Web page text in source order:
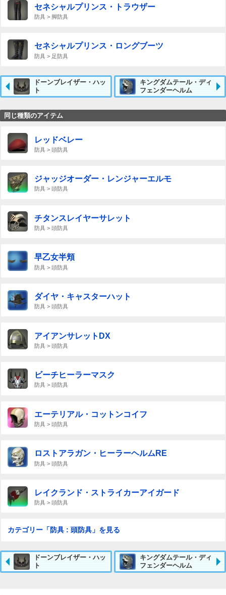
セネシャルプリンス・トラウザー
防具 > 脚防具
セネシャルプリンス・ロングブーツ
防具 > 足防具
ドーンブレイザー・ハッ
ト
キングダムテール・ディ
フェンダーヘルム
同じ種類のアイテム
レッドベレー
防具 > 頭防具
ジャッジオーダー・レンジャーエルモ
防具 > 頭防具
チタンスレイヤーサレット
防具 > 頭防具
早乙女半頬
防具 > 頭防具
ダイヤ・キャスターハット
防具 > 頭防具
アイアンサレットDX
防具 > 頭防具
ビーチヒーラーマスク
防具 > 頭防具
エーテリアル・コットンコイフ
防具 > 頭防具
ロストアラガン・ヒーラーヘルムRE
防具 > 頭防具
レイクランド・ストライカーアイガード
防具 > 頭防具
カテゴリー「防具 : 頭防具」を見る
ドーンブレイザー・ハッ
ト
キングダムテール・ディ
フェンダーヘルム